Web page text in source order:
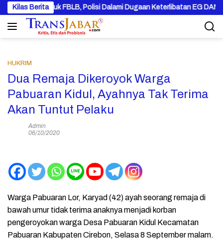
Langsung
ke
konten
Kilas Berita
Masuk FBLB, Polisi Dalami Dugaan Keterlibatan EG DAN PN
HUKRIM
Dua Remaja Dikeroyok Warga
Pabuaran Kidul, Ayahnya Tak Terima
Akan Tuntut Pelaku
Admin
06/10/2020
Warga Pabuaran Lor, Karyad (42) ayah seorang remaja di
bawah umur tidak terima anaknya menjadi korban
pengeroyokan warga Desa Pabuaran Kidul Kecamatan
Pabuaran Kabupaten Cirebon, Selasa 8 September malam.